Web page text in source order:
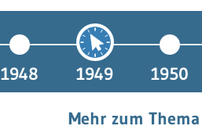
1948 1949 1950
Mehr zum Thema